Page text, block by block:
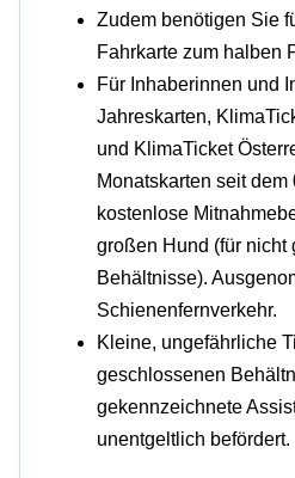
Zudem benötigen Sie
Fahrkarte zum halben
Für Inhaberinnen und
Jahreskarten,
und KlimaTicket
Monatskarten seit
kostenlose
großen Hund (für nicht
Behältnisse).
Schienenfernverkehr.
Kleine, ungefährliche
geschlossenen
gekennzeichnete
unentgeltlich befördert.